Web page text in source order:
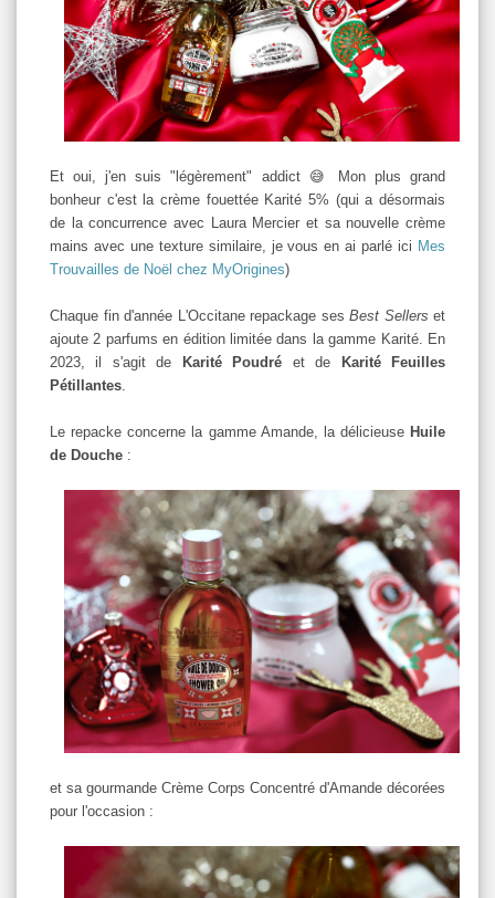
Et oui, j'en suis "légèrement" addict 😅 Mon plus grand
bonheur c'est la crème fouettée Karité 5% (qui a désormais
de la concurrence avec Laura Mercier et sa nouvelle crème
mains avec une texture similaire, je vous en ai parlé ici Mes
Trouvailles de Noël chez MyOrigines)
Chaque fin d'année L'Occitane repackage ses Best Sellers et
ajoute 2 parfums en édition limitée dans la gamme Karité. En
2023, il s'agit de
Karité Poudré et de
Karité Feuilles
Pétillantes
Le repacke concerne la gamme Amande, la délicieuse Huile
de Douche :
et sa gourmande Crème Corps Concentré d'Amande décorées
pour l'occasion :